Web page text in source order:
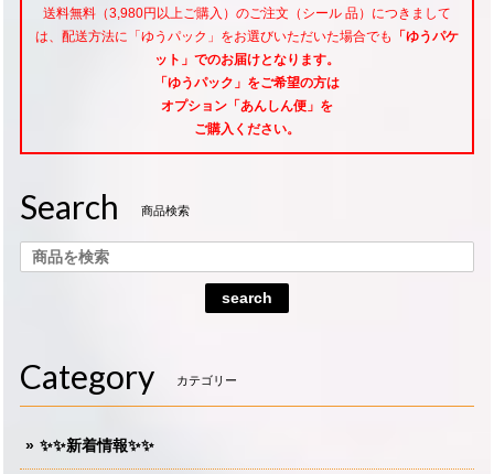
送料無料（3,980円以上ご購入）のご注文（シール 品）につきまして
は、配送方法に「ゆうパック」をお選びいただいた場合でも
「ゆうパケ
ット」でのお届けとなります。
「ゆうパック」をご希望の方は
オプション「あんしん便」 を
ご購入ください。
Search 商品検索
search
Category カテゴリー
✨✨新着情報✨✨